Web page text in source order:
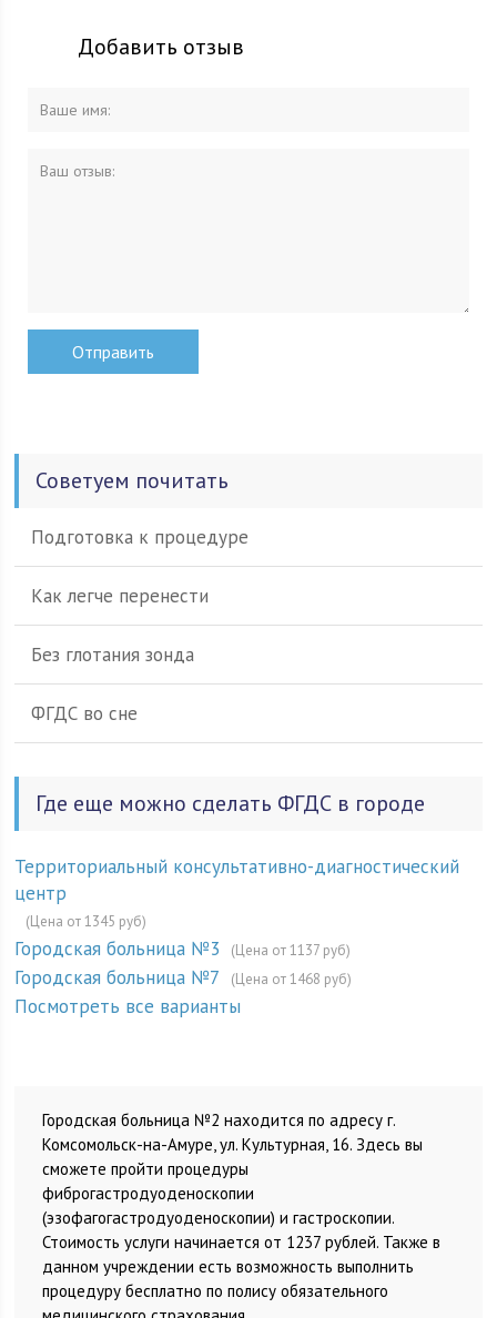
Добавить отзыв
Советуем почитать
Подготовка к процедуре
Как легче перенести
Без глотания зонда
ФГДС во сне
Где еще можно сделать ФГДС в городе
Территориальный консультативно-диагностический
центр
(Цена от 1345 руб)
Городская больница №3 (Цена от 1137 руб)
Городская больница №7 (Цена от 1468 руб)
Посмотреть все варианты
Городская больница №2 находится по адресу г.
Комсомольск-на-Амуре, ул. Культурная, 16. Здесь вы
сможете пройти процедуры
фиброгастродуоденоскопии
(эзофагогастродуоденоскопии) и гастроскопии.
Стоимость услуги начинается от 1237 рублей. Также в
данном учреждении есть возможность выполнить
процедуру бесплатно по полису обязательного